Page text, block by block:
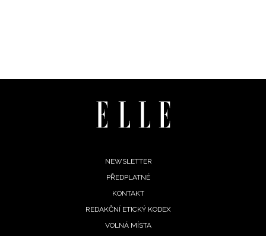
NEWSLETTER
PŘEDPLATNÉ
KONTAKT
REDAKČNÍ ETICKÝ KODEX
VOLNÁ MÍSTA